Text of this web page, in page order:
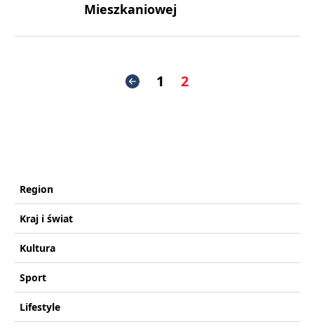
Mieszkaniowej
1 2
Region
Kraj i świat
Kultura
Sport
Lifestyle